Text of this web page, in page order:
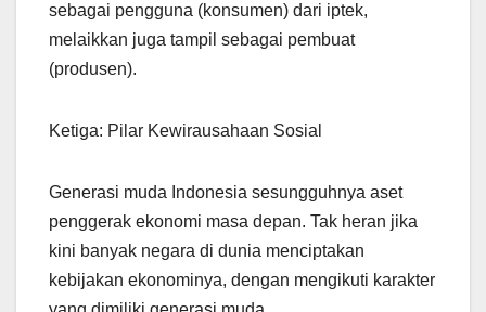
sebagai pengguna (konsumen) dari iptek,
melaikkan juga tampil sebagai pembuat
(produsen).
Ketiga: Pilar Kewirausahaan Sosial
Generasi muda Indonesia sesungguhnya aset
penggerak ekonomi masa depan. Tak heran jika
kini banyak negara di dunia menciptakan
kebijakan ekonominya, dengan mengikuti karakter